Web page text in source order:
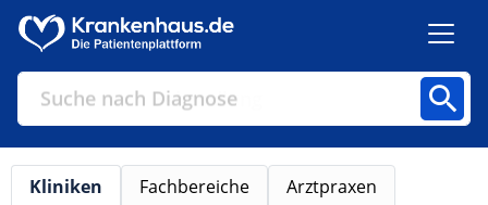
Suche nach Diagnose
Kliniken Fachbereiche Arztpraxen